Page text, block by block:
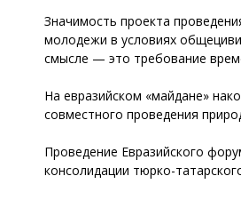
Значимость проекта
молодежи в условиях
смысле — это требование
На евразийском «майдане»
совместного проведения
Проведение Евразийского
консолидации тюрко-